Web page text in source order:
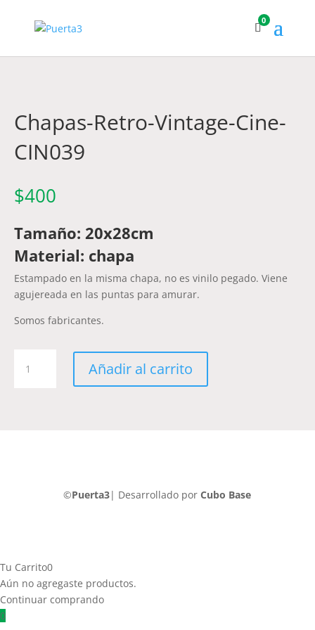
0
Chapas-Retro-Vintage-Cine-
CIN039
$400
Tamaño: 20x28cm
Material: chapa
Estampado en la misma chapa, no es vinilo pegado. Viene
agujereada en las puntas para amurar.
Somos fabricantes.
Retro-
Añadir al carrito
©Puerta3| Desarrollado porCubo Base
Tu Carrito0
Aún no agregaste productos.
Continuar comprando
0